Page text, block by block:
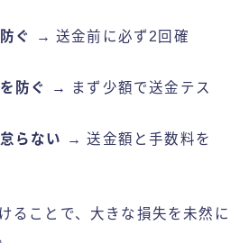
ぐ
→ 送金前に必ず2回確
防ぐ
→ まず少額で送金テス
らない
→ 送金額と手数料を
ることで、大きな損失を未然に